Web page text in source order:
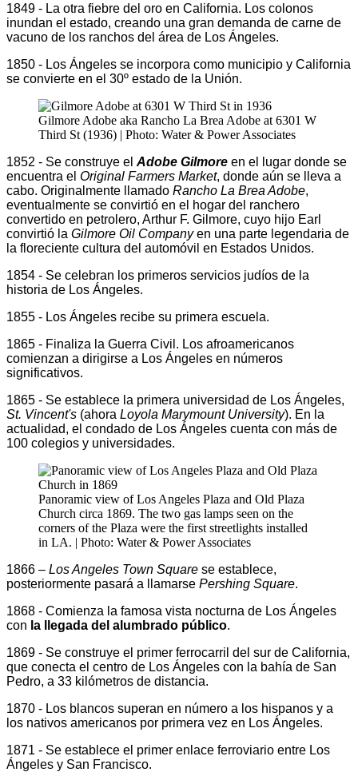
1849 - La otra fiebre del oro en California. Los colonos
inundan el estado, creando una gran demanda de carne de
vacuno de los ranchos del área de Los Ángeles.
1850 - Los Ángeles se incorpora como municipio y California
se convierte en el 30º estado de la Unión.
Gilmore Adobe aka Rancho La Brea Adobe at 6301 W
Third St (1936) | Photo: Water & Power Associates
1852 - Se construye el Adobe Gilmore en el lugar donde se
encuentra el Original Farmers Market, donde aún se lleva a
cabo. Originalmente llamado Rancho La Brea Adobe,
eventualmente se convirtió en el hogar del ranchero
convertido en petrolero, Arthur F. Gilmore, cuyo hijo Earl
convirtió la Gilmore Oil Companyen una parte legendaria de
la floreciente cultura del automóvil en Estados Unidos.
1854 - Se celebran los primeros servicios judíos de la
historia de Los Ángeles.
1855 - Los Ángeles recibe su primera escuela.
1865 - Finaliza la Guerra Civil. Los afroamericanos
comienzan a dirigirse a Los Ángeles en números
significativos.
1865 - Se establece la primera universidad de Los Ángeles,
St. Vincent's (ahora Loyola Marymount University). En la
actualidad, el condado de Los Ángeles cuenta con más de
100 colegios y universidades.
Panoramic view of Los Angeles Plaza and Old Plaza
Church circa 1869. The two gas lamps seen on the
corners of the Plaza were the first streetlights installed
in LA. | Photo: Water & Power Associates
1866 – Los Angeles Town Square se establece,
posteriormente pasará a llamarse Pershing Square.
1868 - Comienza la famosa vista nocturna de Los Ángeles
con la llegada del alumbrado público.
1869 - Se construye el primer ferrocarril del sur de California,
que conecta el centro de Los Ángeles con la bahía de San
Pedro, a 33 kilómetros de distancia.
1870 - Los blancos superan en número a los hispanos y a
los nativos americanos por primera vez en Los Ángeles.
1871 - Se establece el primer enlace ferroviario entre Los
Ángeles y San Francisco.